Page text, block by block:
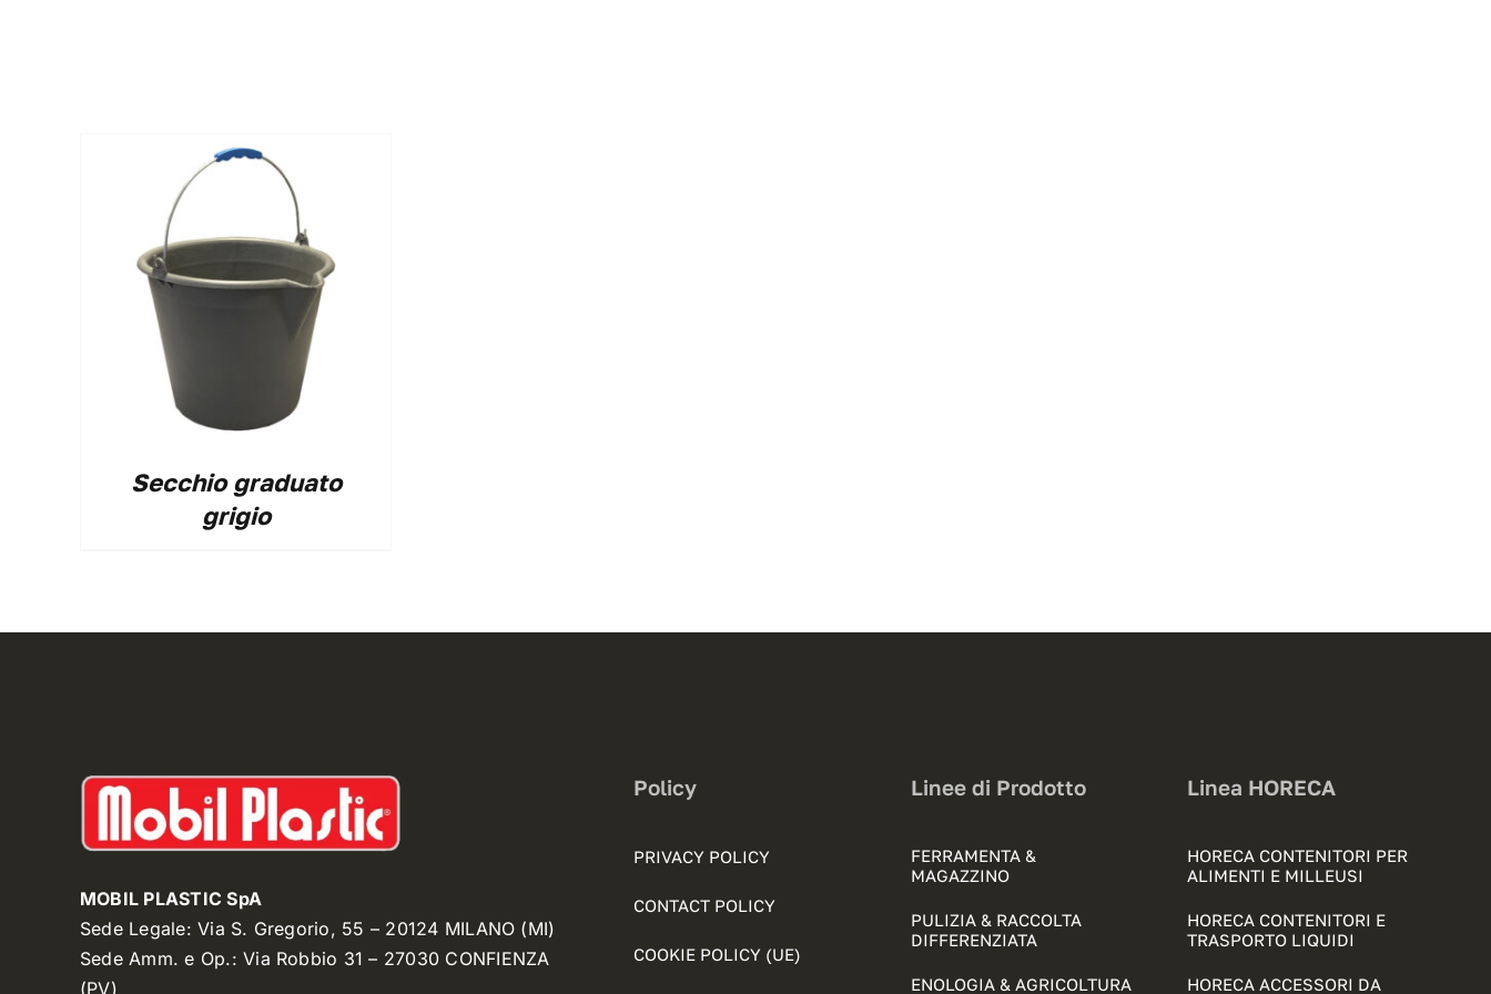
Secchio graduato
grigio
MOBIL PLASTIC SpA
Sede Legale: Via S. Gregorio, 55 – 20124 MILANO (MI)
Sede Amm. e Op.: Via Robbio 31 – 27030 CONFIENZA
(PV)
Policy
PRIVACY POLICY
CONTACT POLICY
COOKIE POLICY (UE)
Linee di Prodotto
FERRAMENTA &
MAGAZZINO
PULIZIA & RACCOLTA
DIFFERENZIATA
ENOLOGIA & AGRICOLTURA
Linea HORECA
HORECA CONTENITORI PER
ALIMENTI E MILLEUSI
HORECA CONTENITORI E
TRASPORTO LIQUIDI
HORECA ACCESSORI DA